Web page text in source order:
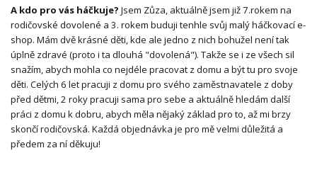
A kdo pro vás háčkuje? Jsem Zůza, aktuálně jsem již 7.rokem na
rodičovské dovolené a 3. rokem buduji tenhle svůj malý háčkovací e-
shop. Mám dvě krásné děti, kde ale jedno z nich bohužel není tak
úplně zdravé (proto i ta dlouhá "dovolená"). Takže se i ze všech sil
snažím, abych mohla co nejdéle pracovat z domu a být tu pro svoje
děti. Celých 6 let pracuji z domu pro svého zaměstnavatele z doby
před dětmi, 2 roky pracuji sama pro sebe a aktuálně hledám další
práci z domu k dobru, abych měla nějaký základ pro to, až mi brzy
skončí rodičovská. Každá objednávka je pro mě velmi důležitá a
předem za ní děkuju!